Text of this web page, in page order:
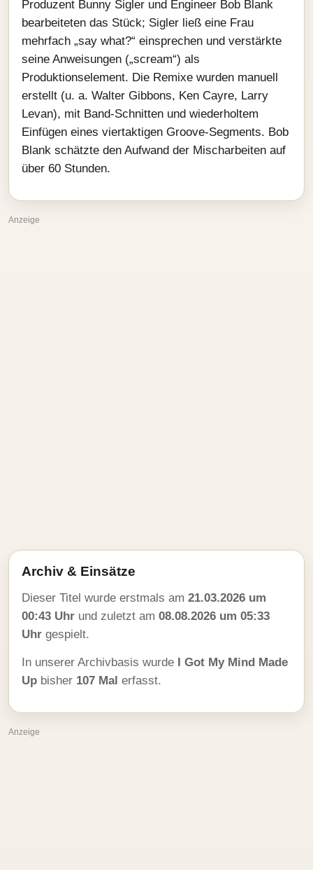
Produzent Bunny Sigler und Engineer Bob Blank
bearbeiteten das Stück; Sigler ließ eine Frau
mehrfach „say what?“ einsprechen und verstärkte
seine Anweisungen („scream“) als
Produktionselement. Die Remixe wurden manuell
erstellt (u. a. Walter Gibbons, Ken Cayre, Larry
Levan), mit Band‑Schnitten und wiederholtem
Einfügen eines vier­taktigen Groove‑Segments. Bob
Blank schätzte den Aufwand der Mischarbeiten auf
über 60 Stunden.
Anzeige
Archiv & Einsätze
Dieser Titel wurde erstmals am 21.03.2026 um
00:43 Uhr und zuletzt am 08.08.2026 um 05:33
Uhr gespielt.
In unserer Archivbasis wurde I Got My Mind Made
Up bisher 107 Mal erfasst.
Anzeige